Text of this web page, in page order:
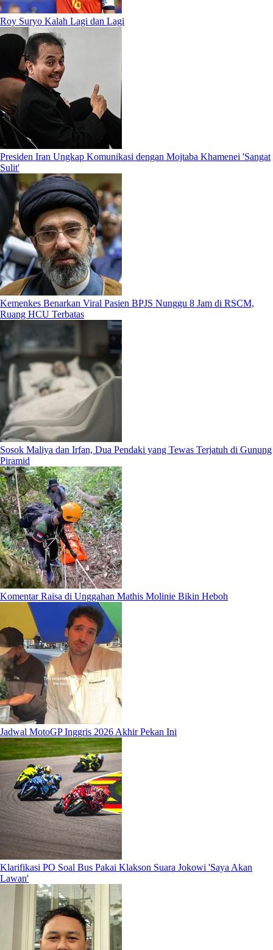
Roy Suryo Kalah Lagi dan Lagi
Presiden Iran Ungkap Komunikasi dengan Mojtaba Khamenei 'Sangat
Sulit'
Kemenkes Benarkan Viral Pasien BPJS Nunggu 8 Jam di RSCM,
Ruang HCU Terbatas
Sosok Maliya dan Irfan, Dua Pendaki yang Tewas Terjatuh di Gunung
Piramid
Komentar Raisa di Unggahan Mathis Molinie Bikin Heboh
Jadwal MotoGP Inggris 2026 Akhir Pekan Ini
Klarifikasi PO Soal Bus Pakai Klakson Suara Jokowi 'Saya Akan
Lawan'